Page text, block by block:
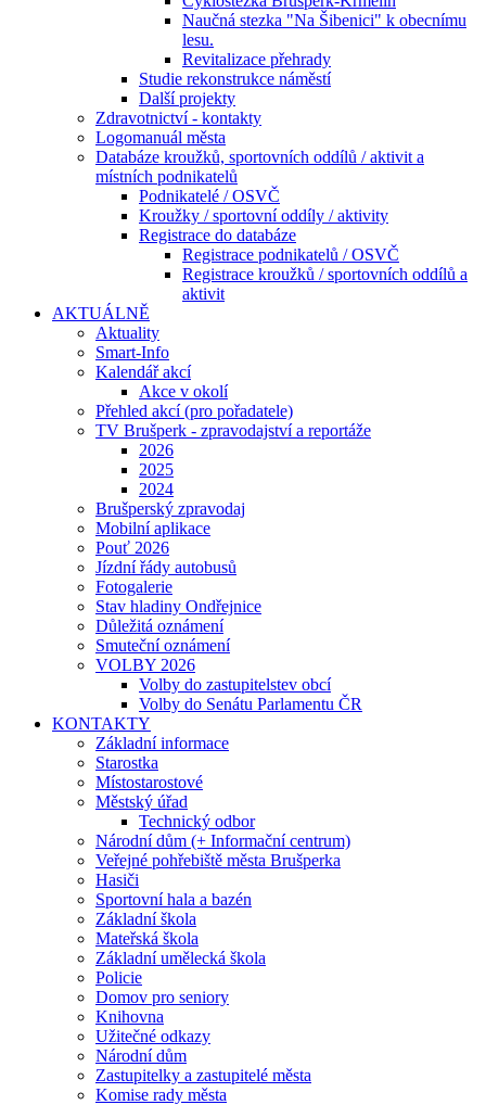
Naučná stezka "Na Šibenici" k obecnímu
lesu.
Revitalizace přehrady
Studie rekonstrukce náměstí
Další projekty
Zdravotnictví - kontakty
Logomanuál města
Databáze kroužků, sportovních oddílů / aktivit a
místních podnikatelů
Podnikatelé / OSVČ
Kroužky / sportovní oddíly / aktivity
Registrace do databáze
Registrace podnikatelů / OSVČ
Registrace kroužků / sportovních oddílů a
aktivit
AKTUÁLNĚ
Aktuality
Smart-Info
Kalendář akcí
Akce v okolí
Přehled akcí (pro pořadatele)
TV Brušperk - zpravodajství a reportáže
2026
2025
2024
Brušperský zpravodaj
Mobilní aplikace
Pouť 2026
Jízdní řády autobusů
Fotogalerie
Stav hladiny Ondřejnice
Důležitá oznámení
Smuteční oznámení
VOLBY 2026
Volby do zastupitelstev obcí
Volby do Senátu Parlamentu ČR
KONTAKTY
Základní informace
Starostka
Místostarostové
Městský úřad
Technický odbor
Národní dům (+ Informační centrum)
Veřejné pohřebiště města Brušperka
Hasiči
Sportovní hala a bazén
Základní škola
Mateřská škola
Základní umělecká škola
Policie
Domov pro seniory
Knihovna
Užitečné odkazy
Národní dům
Zastupitelky a zastupitelé města
Komise rady města